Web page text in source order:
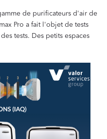
de purificateurs d'air de
Pro a fait l'objet de tests
tests. Des petits espaces